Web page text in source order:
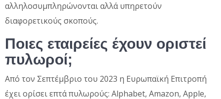
αλληλοσυμπληρώνονται αλλά υπηρετούν
διαφορετικούς σκοπούς.
Ποιες εταιρείες έχουν οριστεί
πυλωροί;
Από τον Σεπτέμβριο του 2023 η Ευρωπαϊκή Επιτροπή
έχει ορίσει επτά πυλωρούς: Alphabet, Amazon, Apple,